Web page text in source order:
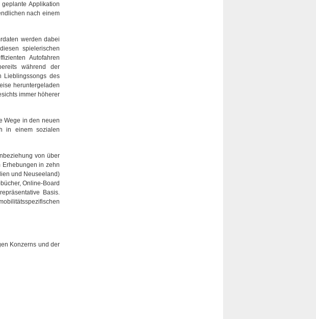
Applikation
nach einem
werden dabei
spielerischen
Autofahren
während der
Lieblingssongs des
heruntergeladen
immer höherer
Wege in den neuen
in einem sozialen
von über
Erhebungen in zehn
und Neuseeland)
Online-Board
Basis.
Konzerns und der